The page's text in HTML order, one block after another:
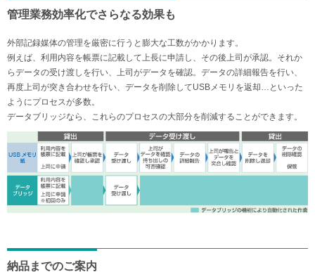
管理業務効率化でさらなる効果も
外部記録媒体の管理を厳密に行うと膨大な工数がかかります。
例えば、利用内容を帳票に記載して上長に申請し、その後上司が承認。それか
らデータの受け渡しを行い、上司がデータを確認。データの詳細報告を行い、
再度上司が突き合わせを行い、データを削除してUSBメモリを返却…といった
ようにプロセスが多数。
データブリッジなら、これらのプロセスの大部分を削減することができます。
納品までのご案内